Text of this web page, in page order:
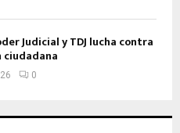
Judicial y TDJ lucha contra
ciudadana
0